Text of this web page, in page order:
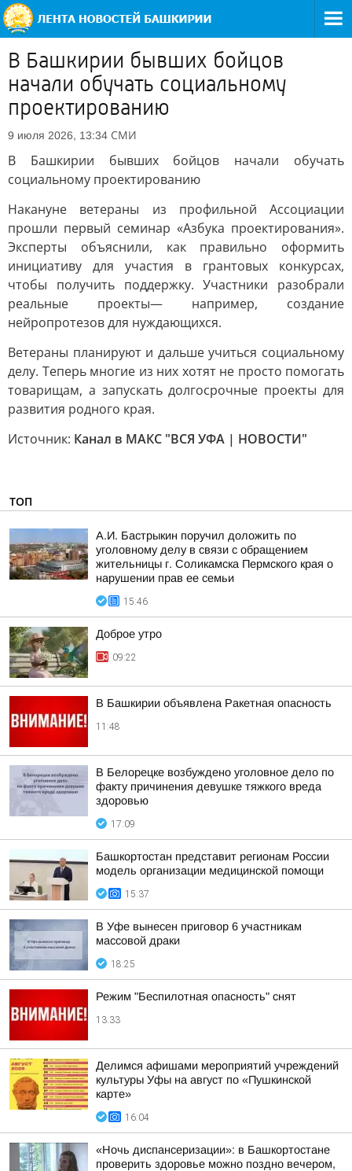
В Башкирии бывших бойцов
начали обучать социальному
проектированию
9 июля 2026, 13:34 СМИ
В Башкирии бывших бойцов начали обучать
социальному проектированию
Накануне ветераны из профильной Ассоциации
прошли первый семинар «Азбука проектирования».
Эксперты объяснили, как правильно оформить
инициативу для участия в грантовых конкурсах,
чтобы получить поддержку. Участники разобрали
реальные проекты— например, создание
нейропротезов для нуждающихся.
Ветераны планируют и дальше учиться социальному
делу. Теперь многие из них хотят не просто помогать
товарищам, а запускать долгосрочные проекты для
развития родного края.
Источник: Канал в МАКС "ВСЯ УФА | НОВОСТИ"
ТОП
А.И. Бастрыкин поручил доложить по
уголовному делу в связи с обращением
жительницы г. Соликамска Пермского края о
нарушении прав ее семьи
15:46
Доброе утро
09:22
В Башкирии объявлена Ракетная опасность
11:48
В Белорецке возбуждено уголовное дело по
факту причинения девушке тяжкого вреда
здоровью
17:09
Башкортостан представит регионам России
модель организации медицинской помощи
15:37
В Уфе вынесен приговор 6 участникам
массовой драки
18:25
Режим "Беспилотная опасность" снят
13:33
Делимся афишами мероприятий учреждений
культуры Уфы на август по «Пушкинской
карте»
16:04
«Ночь диспансеризации»: в Башкортостане
проверить здоровье можно поздно вечером,